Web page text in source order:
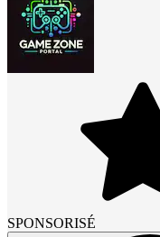
SPONSORISÉ